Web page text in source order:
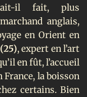
il fait, plus
anglais,
en Orient en
(25), expert en l’art
en fût, l’accueil
la boisson
certains. Bien